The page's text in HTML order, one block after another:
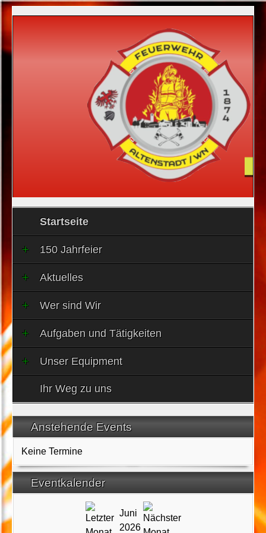
Startseite
150 Jahrfeier
Aktuelles
Wer sind Wir
Aufgaben und Tätigkeiten
Unser Equipment
Ihr Weg zu uns
Anstehende Events
Keine Termine
Eventkalender
Juni
2026